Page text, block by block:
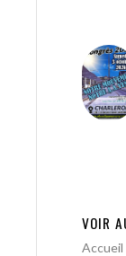
VOIR
Accueil